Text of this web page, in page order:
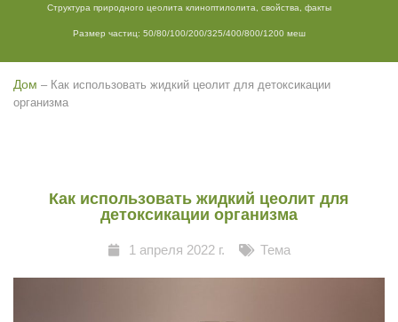
Структура природного цеолита клиноптилолита, свойства, факты
Размер частиц: 50/80/100/200/325/400/800/1200 меш
Дом – Как использовать жидкий цеолит для детоксикации
организма
Как использовать жидкий цеолит для
детоксикации организма
1 апреля 2022 г. Тема